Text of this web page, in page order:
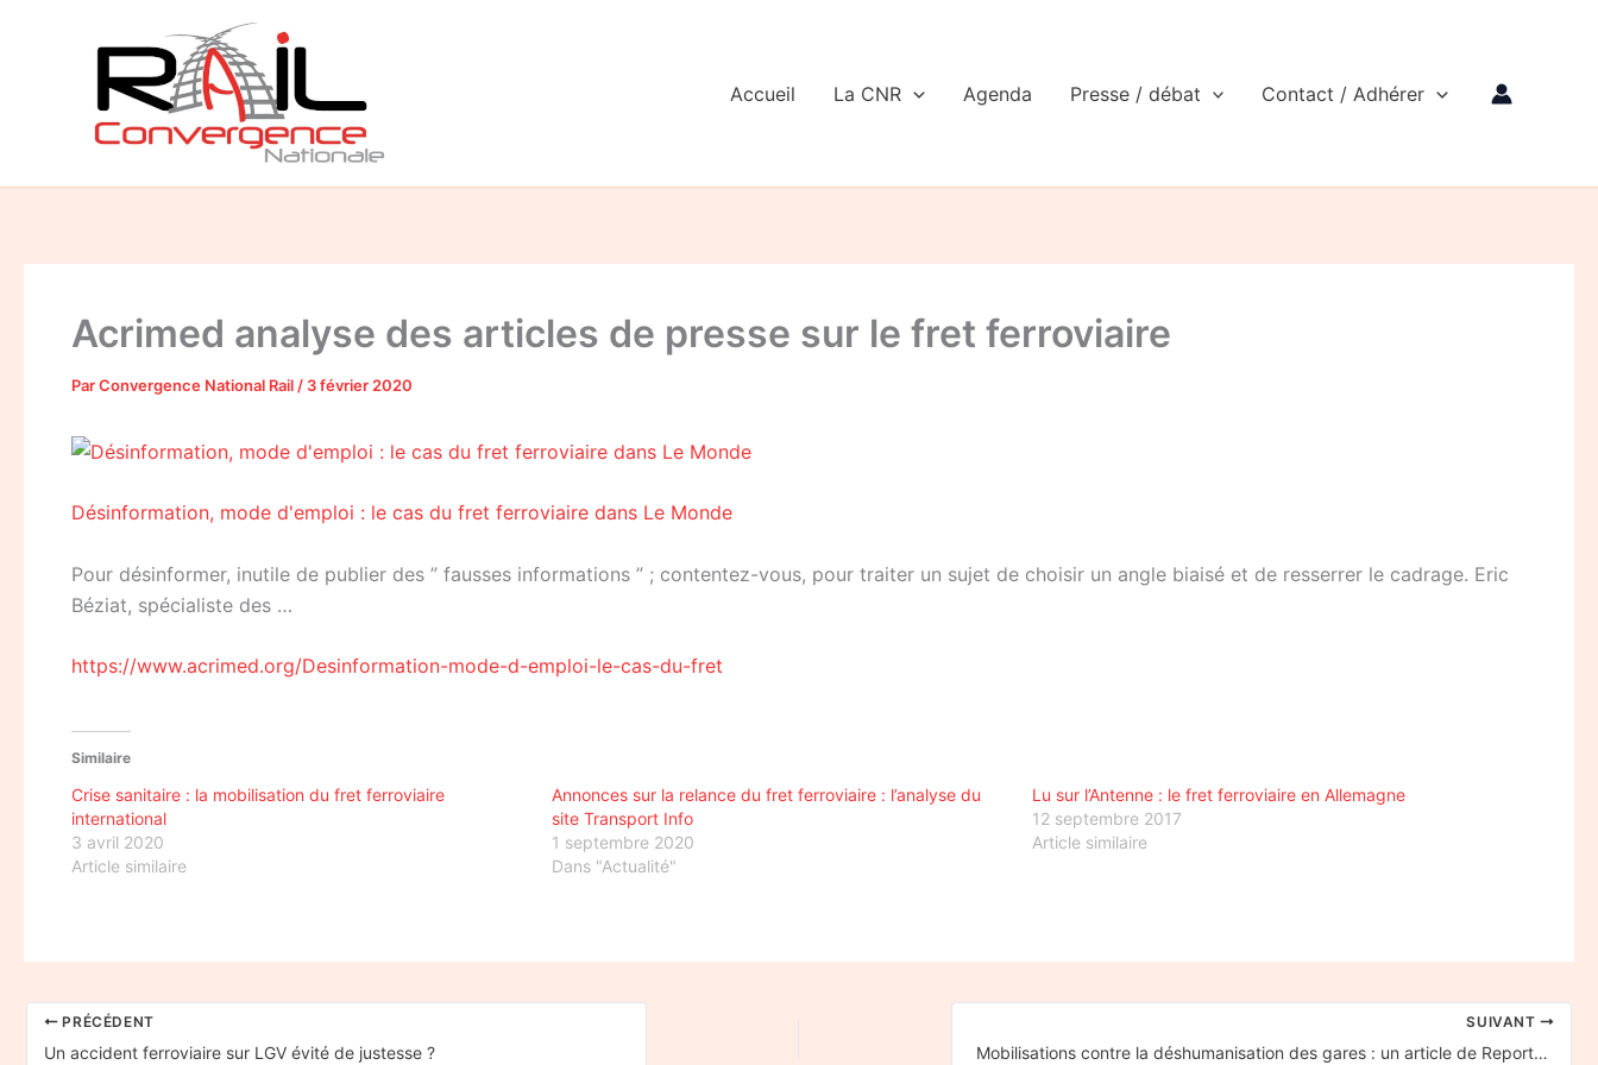
Accueil La CNR Agenda Presse / débat Contact / Adhérer
Acrimed analyse des articles de presse sur le fret ferroviaire
ParConvergence National Rail / 3 février 2020
Désinformation, mode d'emploi : le cas du fret ferroviaire dans Le Monde
Pour désinformer, inutile de publier des ” fausses informations ” ; contentez-vous, pour traiter un sujet de choisir un angle biaisé et de resserrer le cadrage. Eric
Béziat, spécialiste des …
https://www.acrimed.org/Desinformation-mode-d-emploi-le-cas-du-fret
Similaire
Crise sanitaire : la mobilisation du fret ferroviaire
international
3 avril 2020
Article similaire
Annonces sur la relance du fret ferroviaire : l’analyse du
site Transport Info
1 septembre 2020
Dans "Actualité"
Lu sur l’Antenne : le fret ferroviaire en Allemagne
12 septembre 2017
Article similaire
PRÉCÉDENT
Un accident ferroviaire sur LGV évité de justesse ?
SUIVANT
Mobilisations contre la déshumanisation des gares : un article de Reporterre